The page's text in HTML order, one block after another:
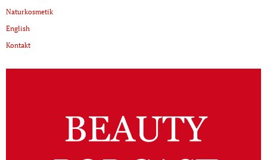
Naturkosmetik
English
Kontakt